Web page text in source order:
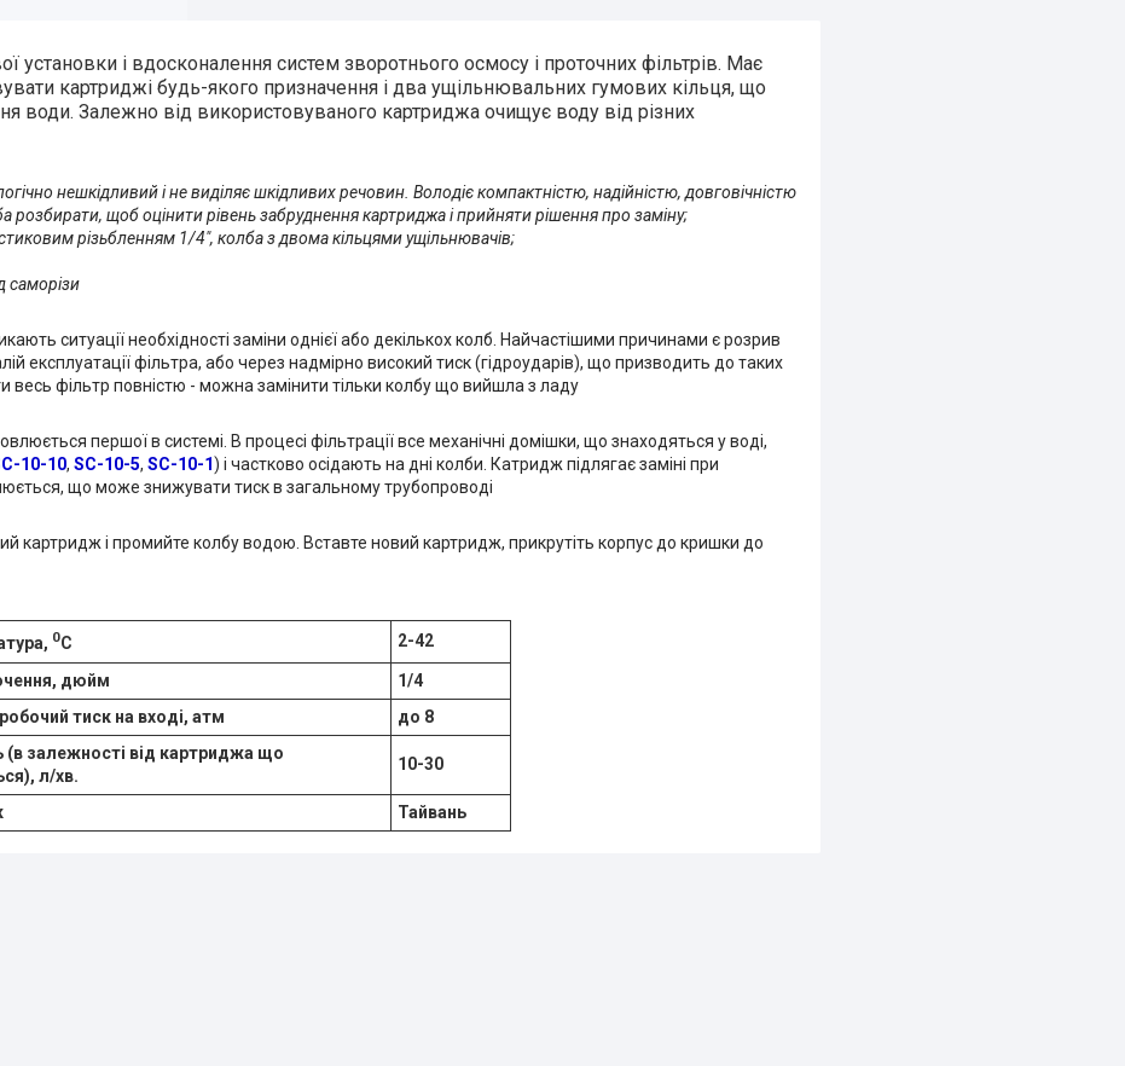
установки і вдосконалення систем зворотнього осмосу і проточних фільтрів. Має
картриджі будь-якого призначення і два ущільнювальних гумових кільця, що
води. Залежно від використовуваного картриджа очищує воду від різних
нешкідливий і не виділяє шкідливих речовин. Володіє компактністю, надійністю, довговічністю
розбирати, щоб оцінити рівень забруднення картриджа і прийняти рішення про заміну;
різьбленням 1/4", колба з двома кільцями ущільнювачів;
саморізи
ситуації необхідності заміни однієї або декількох колб. Найчастішими причинами є розрив
експлуатації фільтра, або через надмірно високий тиск (гідроударів), що призводить до таких
весь фільтр повністю - можна замінити тільки колбу що вийшла з ладу
першої в системі. В процесі фільтрації все механічні домішки, що знаходяться у воді,
10-10, SC-10-5, SC-10-1) і частково осідають на дні колби. Катридж підлягає заміні при
що може знижувати тиск в загальному трубопроводі
картридж і промийте колбу водою. Вставте новий картридж, прикрутіть корпус до кришки до
0С 2-42
дюйм
1/4
тиск на вході, атм
до 8
(в залежності від картриджа що
л/хв.
10-30
Тайвань